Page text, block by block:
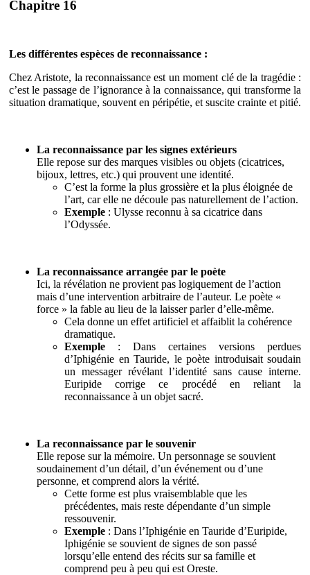
Chapitre 16
Les différentes espèces de reconnaissance :
Chez Aristote, la reconnaissance est un moment clé de la tragédie :
c’est le passage de l’ignorance à la connaissance, qui transforme la
situation dramatique, souvent en péripétie, et suscite crainte et pitié.
La reconnaissance par les signes extérieurs
Elle repose sur des marques visibles ou objets (cicatrices,
bijoux, lettres, etc.) qui prouvent une identité.
C’est la forme la plus grossière et la plus éloignée de
l’art, car elle ne découle pas naturellement de l’action.
Exemple : Ulysse reconnu à sa cicatrice dans
l’Odyssée.
La reconnaissance arrangée par le poète
Ici, la révélation ne provient pas logiquement de l’action
mais d’une intervention arbitraire de l’auteur. Le poète «
force » la fable au lieu de la laisser parler d’elle-même.
Cela donne un effet artificiel et affaiblit la cohérence
dramatique.
Exemple : Dans certaines versions perdues
d’Iphigénie en Tauride, le poète introduisait soudain
un messager révélant l’identité sans cause interne.
Euripide corrige ce procédé en reliant la
reconnaissance à un objet sacré.
La reconnaissance par le souvenir
Elle repose sur la mémoire. Un personnage se souvient
soudainement d’un détail, d’un événement ou d’une
personne, et comprend alors la vérité.
Cette forme est plus vraisemblable que les
précédentes, mais reste dépendante d’un simple
ressouvenir.
Exemple : Dans l’Iphigénie en Tauride d’Euripide,
Iphigénie se souvient de signes de son passé
lorsqu’elle entend des récits sur sa famille et
comprend peu à peu qui est Oreste.